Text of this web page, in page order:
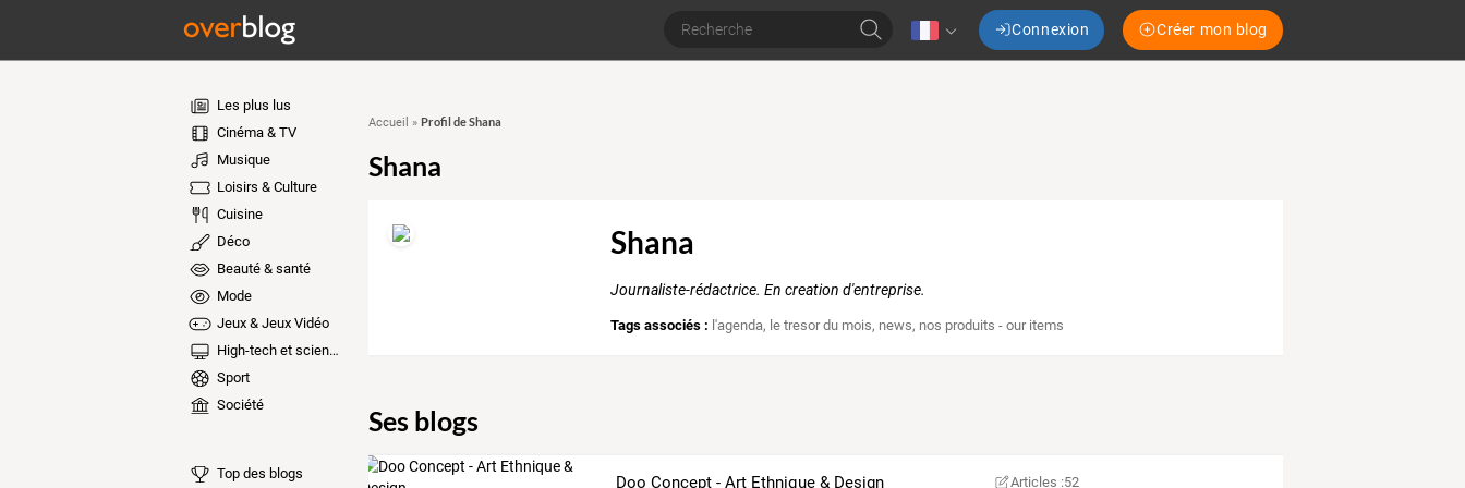
Connexion Créer mon blog
Les plus lus
Cinéma & TV
Musique
Loisirs & Culture
Cuisine
Déco
Beauté & santé
Mode
Jeux & Jeux Vidéo
High-tech et sciences
Sport
Société
Top des blogs
Accueil » Profil de Shana
Shana
Shana
Journaliste-rédactrice. En creation d'entreprise.
Tags associés : l'agenda, le tresor du mois, news, nos produits - our items
Ses blogs
Doo Concept - Art Ethnique & Design Articles :52